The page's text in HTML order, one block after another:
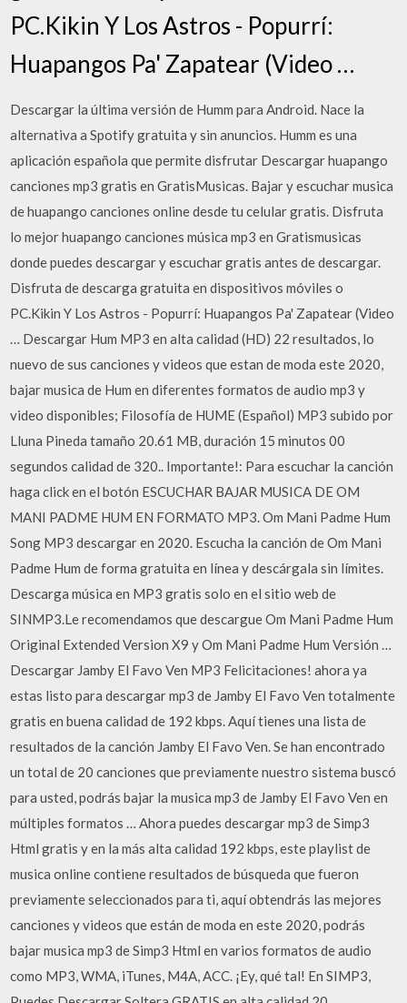
PC.Kikin Y Los Astros - Popurrí:
Huapangos Pa' Zapatear (Video …
Descargar la última versión de Humm para Android. Nace la
alternativa a Spotify gratuita y sin anuncios. Humm es una
aplicación española que permite disfrutar Descargar huapango
canciones mp3 gratis en GratisMusicas. Bajar y escuchar musica
de huapango canciones online desde tu celular gratis. Disfruta
lo mejor huapango canciones música mp3 en Gratismusicas
donde puedes descargar y escuchar gratis antes de descargar.
Disfruta de descarga gratuita en dispositivos móviles o
PC.Kikin Y Los Astros - Popurrí: Huapangos Pa' Zapatear (Video
… Descargar Hum MP3 en alta calidad (HD) 22 resultados, lo
nuevo de sus canciones y videos que estan de moda este 2020,
bajar musica de Hum en diferentes formatos de audio mp3 y
video disponibles; Filosofía de HUME (Español) MP3 subido por
Lluna Pineda tamaño 20.61 MB, duración 15 minutos 00
segundos calidad de 320.. Importante!: Para escuchar la canción
haga click en el botón ESCUCHAR BAJAR MUSICA DE OM
MANI PADME HUM EN FORMATO MP3. Om Mani Padme Hum
Song MP3 descargar en 2020. Escucha la canción de Om Mani
Padme Hum de forma gratuita en línea y descárgala sin límites.
Descarga música en MP3 gratis solo en el sitio web de
SINMP3.Le recomendamos que descargue Om Mani Padme Hum
Original Extended Version X9 y Om Mani Padme Hum Versión …
Descargar Jamby El Favo Ven MP3 Felicitaciones! ahora ya
estas listo para descargar mp3 de Jamby El Favo Ven totalmente
gratis en buena calidad de 192 kbps. Aquí tienes una lista de
resultados de la canción Jamby El Favo Ven. Se han encontrado
un total de 20 canciones que previamente nuestro sistema buscó
para usted, podrás bajar la musica mp3 de Jamby El Favo Ven en
múltiples formatos … Ahora puedes descargar mp3 de Simp3
Html gratis y en la más alta calidad 192 kbps, este playlist de
musica online contiene resultados de búsqueda que fueron
previamente seleccionados para ti, aquí obtendrás las mejores
canciones y videos que están de moda en este 2020, podrás
bajar musica mp3 de Simp3 Html en varios formatos de audio
como MP3, WMA, iTunes, M4A, ACC. ¡Ey, qué tal! En SIMP3,